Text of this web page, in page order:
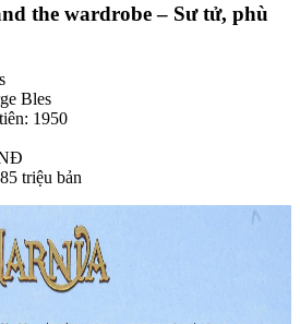
the wardrobe – Sư tử, phù
Bles
1950
triệu bản